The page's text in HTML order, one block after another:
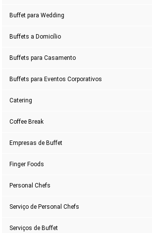
Buffet para Wedding
Buffets a Domicílio
Buffets para Casamento
Buffets para Eventos Corporativos
Catering
Coffee Break
Empresas de Buffet
Finger Foods
Personal Chefs
Serviço de Personal Chefs
Serviços de Buffet